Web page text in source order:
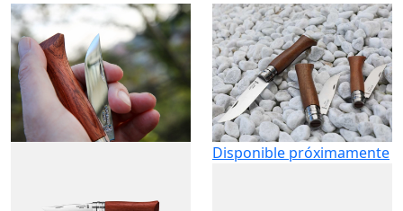
Disponible próximamente